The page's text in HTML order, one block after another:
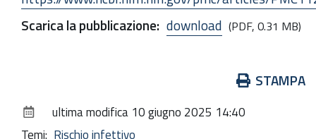
Scarica la pubblicazione: download (PDF, 0.31 MB)
documento
STAMPA
ultima modifica 10 giugno 2025 14:40
Temi: Rischio infettivo